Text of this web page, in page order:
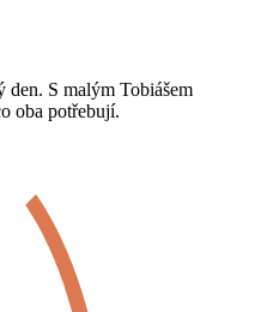
den. S malým Tobiášem
oba potřebují.